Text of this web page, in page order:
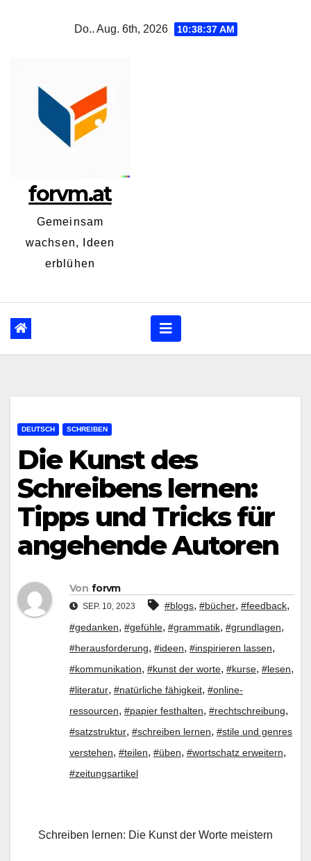
Do.. Aug. 6th, 2026 10:38:38 AM
forvm.at
Gemeinsam
wachsen, Ideen
erblühen
DEUTSCH SCHREIBEN
Die Kunst des
Schreibens lernen:
Tipps und Tricks für
angehende Autoren
Von forvm
SEP. 10, 2023 #blogs, #bücher, #feedback,
#gedanken, #gefühle, #grammatik, #grundlagen,
#herausforderung, #ideen, #inspirieren lassen,
#kommunikation, #kunst der worte, #kurse, #lesen,
#literatur, #natürliche fähigkeit, #online-
ressourcen, #papier festhalten, #rechtschreibung,
#satzstruktur, #schreiben lernen, #stile und genres
verstehen, #teilen, #üben, #wortschatz erweitern,
#zeitungsartikel
Schreiben lernen: Die Kunst der Worte meistern